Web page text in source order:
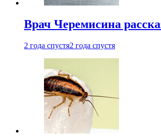
Врач Черемисина
2 года спустя2 года спустя